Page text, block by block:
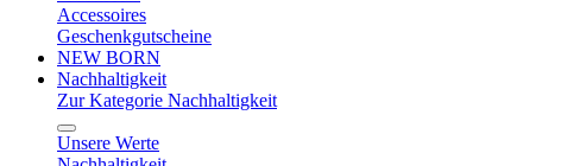
Accessoires
Geschenkgutscheine
NEW BORN
Nachhaltigkeit
Zur Kategorie Nachhaltigkeit
Unsere Werte